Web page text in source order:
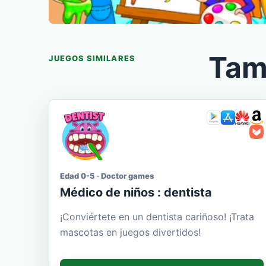
JUEGOS SIMILARES
Edad 0-5 · Doctor games
Médico de niños : dentista
¡Conviértete en un dentista cariñoso! ¡Trata
mascotas en juegos divertidos!